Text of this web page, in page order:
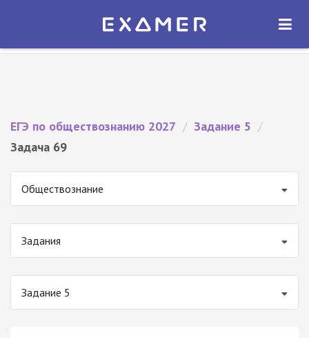
Экзамер — ЕГЭ 2027
ОТКРЫТЬ
ЕГЭ по обществознанию 2027 / Задание 5 /
Задача 69
Обществознание
Задания
Задание 5